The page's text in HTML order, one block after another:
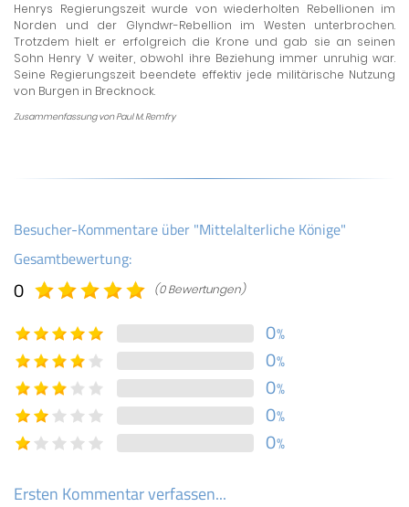
Henrys Regierungszeit wurde von wiederholten Rebellionen im
Norden und der Glyndwr-Rebellion im Westen unterbrochen.
Trotzdem hielt er erfolgreich die Krone und gab sie an seinen
Sohn Henry V weiter, obwohl ihre Beziehung immer unruhig war.
Seine Regierungszeit beendete effektiv jede militärische Nutzung
von Burgen in Brecknock.
Zusammenfassung von Paul M. Remfry
Besucher-Kommentare über "Mittelalterliche Könige"
Gesamtbewertung:
0 (0 Bewertungen)
0%
0%
0%
0%
0%
Ersten Kommentar verfassen...